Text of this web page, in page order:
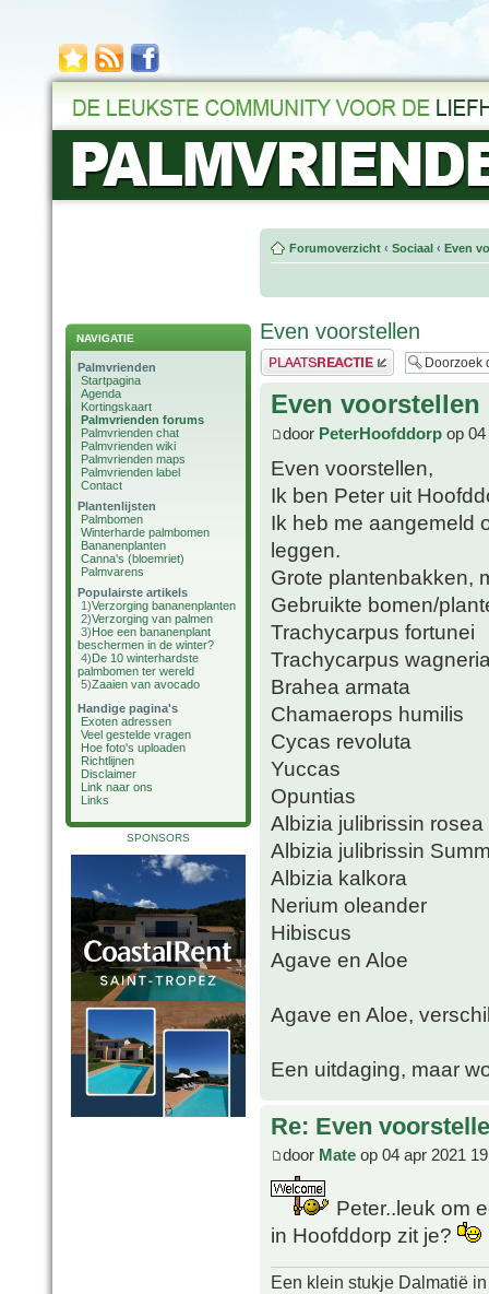
NAVIGATIE
Palmvrienden
Startpagina
Agenda
Kortingskaart
Palmvrienden forums
Palmvrienden chat
Palmvrienden wiki
Palmvrienden maps
Palmvrienden label
Contact
Plantenlijsten
Palmbomen
Winterharde palmbomen
Bananenplanten
Canna's (bloemriet)
Palmvarens
Populairste artikels
1)Verzorging bananenplanten
2)Verzorging van palmen
3)Hoe een bananenplant
beschermen in de winter?
4)De 10 winterhardste
palmbomen ter wereld
5)Zaaien van avocado
Handige pagina's
Exoten adressen
Veel gestelde vragen
Hoe foto's uploaden
Richtlijnen
Disclaimer
Link naar ons
Links
SPONSORS
Forumoverzicht ‹ Sociaal ‹ Even
Even voorstellen
Plaats een reactie
Even voorstellen
door PeterHoofddorp op
Even voorstellen,
Ik ben Peter uit
Ik heb me aangemeld
leggen.
Grote plantenbakken,
Gebruikte bomen/
Trachycarpus fortunei
Trachycarpus
Brahea armata
Chamaerops humilis
Cycas revoluta
Yuccas
Opuntias
Albizia julibrissin rosea
Albizia julibrissin
Albizia kalkora
Nerium oleander
Hibiscus
Agave en Aloe
Agave en Aloe,
Een uitdaging, maar
Re: Even
door Mate op 04 apr 2021
Peter..leuk om
in Hoofddorp zit je?
Een klein stukje Dalmatië